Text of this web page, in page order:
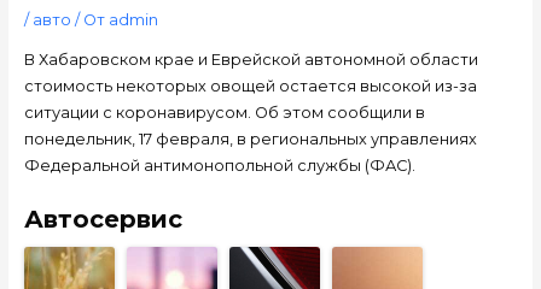
/ авто / От admin
В Хабаровском крае и Еврейской автономной области
стоимость некоторых овощей остается высокой из-за
ситуации с коронавирусом. Об этом сообщили в
понедельник, 17 февраля, в региональных управлениях
Федеральной антимонопольной службы (ФАС).
Автосервис